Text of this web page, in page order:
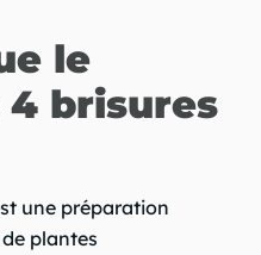
le
4 brisures
une préparation
plantes